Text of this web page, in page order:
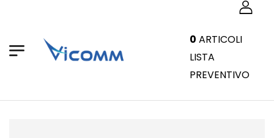
0 ARTICOLI
LISTA
PREVENTIVO